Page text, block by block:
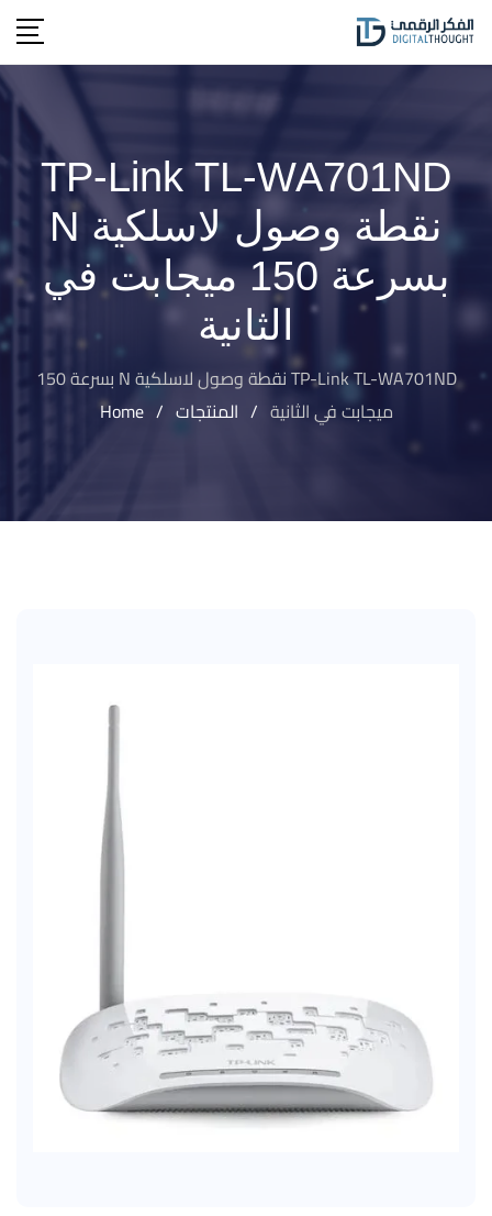
Skip
TP-Link TL-WA701ND
نقطة وصول لاسلكية N
بسرعة 150 ميجابت في
الثانية
TP-Link TL-WA701ND نقطة وصول لاسلكية N بسرعة 150
ميجابت في الثانية / المنتجات /
Home